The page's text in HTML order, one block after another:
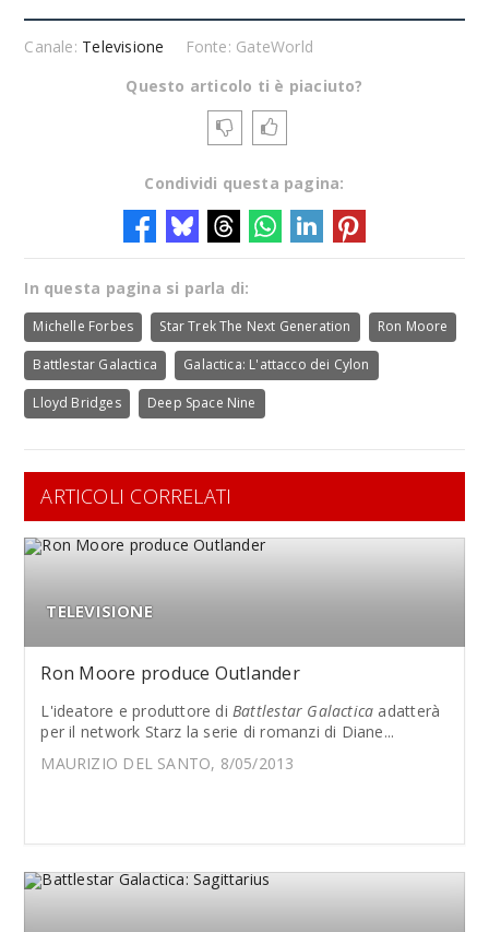
Canale: Televisione
Fonte: GateWorld
Questo articolo ti è piaciuto?
Condividi questa pagina:
In questa pagina si parla di:
Michelle Forbes Star Trek The Next Generation Ron Moore
Battlestar Galactica Galactica: L'attacco dei Cylon
Lloyd Bridges Deep Space Nine
ARTICOLI CORRELATI
TELEVISIONE
Ron Moore produce Outlander
L'ideatore e produttore diBattlestar Galactica adatterà
per il network Starz la serie di romanzi di Diane...
MAURIZIO DEL SANTO, 8/05/2013